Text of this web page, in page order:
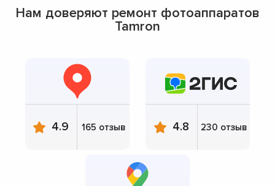
Нам доверяют ремонт фотоаппаратов
Tamron
4.9 165 отзыв 4.8 230 отзыв